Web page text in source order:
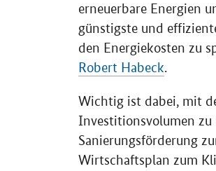
erneuerbare Energien
günstigste und
den Energiekosten zu
Robert Habeck.
Wichtig ist dabei, mit
Investitionsvolumen zu
Sanierungsförderung
Wirtschaftsplan zum